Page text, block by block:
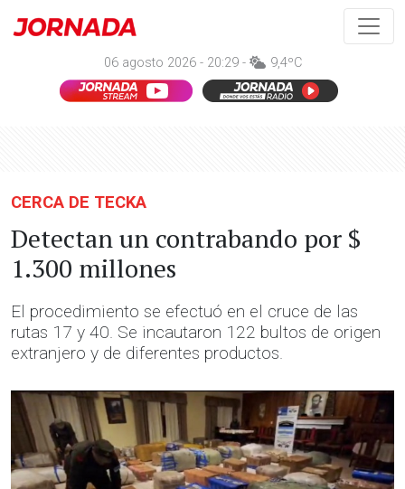
06 agosto 2026 - 20:29 - 9,4ºC
CERCA DE TECKA
Detectan un contrabando por $
1.300 millones
El procedimiento se efectuó en el cruce de las
rutas 17 y 40. Se incautaron 122 bultos de origen
extranjero y de diferentes productos.